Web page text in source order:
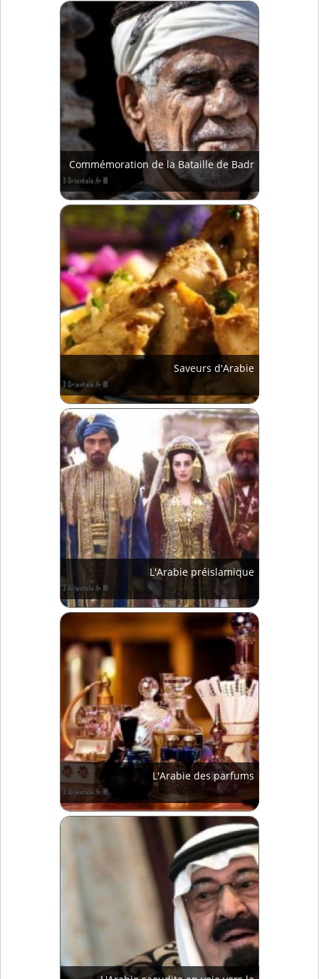
Commémoration de la Bataille de Badr
Saveurs d'Arabie
L'Arabie préislamique
L'Arabie des parfums